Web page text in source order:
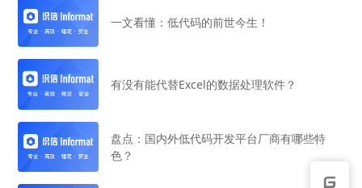
一文看懂：低代码的前世今生！
有没有能代替Excel的数据处理软件？
盘点：国内外低代码开发平台厂商有哪些特
色？